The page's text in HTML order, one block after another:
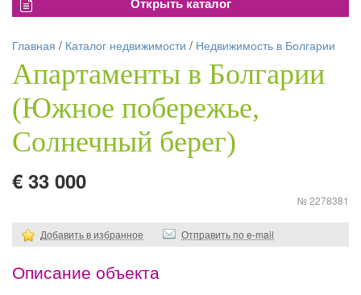
Главная / Каталог недвижимости / Недвижимость в Болгарии
Апартаменты в Болгарии
(Южное побережье,
Солнечный берег)
€ 33 000
№ 2278381
Добавить в избранное Отправить по e-mail
Описание объекта